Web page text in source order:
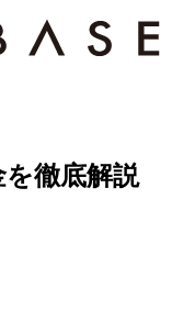
徹底解説